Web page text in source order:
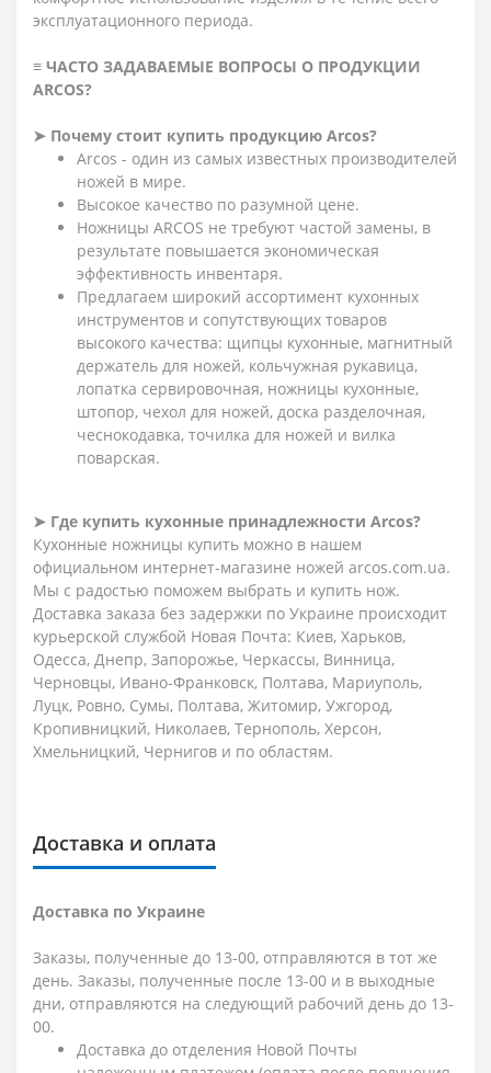
эксплуатационного периода.
≡ ЧАСТО ЗАДАВАЕМЫЕ ВОПРОСЫ О ПРОДУКЦИИ
ARCOS?
➤ Почему стоит купить продукцию Arcos?
Arcos - один из самых известных производителей
ножей в мире.
Высокое качество по разумной цене.
Ножницы ARCOS не требуют частой замены, в
результате повышается экономическая
эффективность инвентаря.
Предлагаем широкий ассортимент кухонных
инструментов и сопутствующих товаров
высокого качества: щипцы кухонные, магнитный
держатель для ножей, кольчужная рукавица,
лопатка сервировочная, ножницы кухонные,
штопор, чехол для ножей, доска разделочная,
чеснокодавка, точилка для ножей и вилка
поварская.
➤ Где купить кухонные принадлежности Arcos?
Кухонные ножницы купить можно в нашем
официальном интернет-магазине ножей arcos.com.ua.
Мы с радостью поможем выбрать и купить нож.
Доставка заказа без задержки по Украине происходит
курьерской службой Новая Почта: Киев, Харьков,
Одесса, Днепр, Запорожье, Черкассы, Винница,
Черновцы, Ивано-Франковск, Полтава, Мариуполь,
Луцк, Ровно, Сумы, Полтава, Житомир, Ужгород,
Кропивницкий, Николаев, Тернополь, Херсон,
Хмельницкий, Чернигов и по областям.
Доставка и оплата
Доставка по Украине
Заказы, полученные до 13-00, отправляются в тот же
день. Заказы, полученные после 13-00 и в выходные
дни, отправляются на следующий рабочий день до 13-
00.
Доставка до отделения Новой Почты